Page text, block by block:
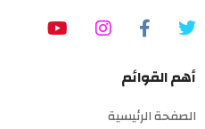
أهم القوائم
الصفحة الرئيسية